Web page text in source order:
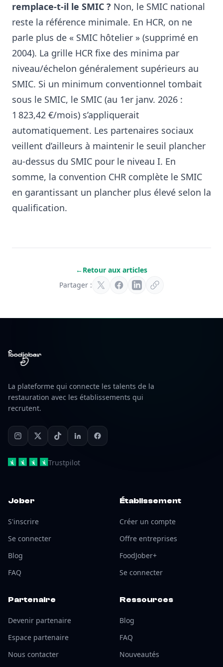
remplace-t-il le SMIC ? Non, le SMIC national
reste la référence minimale. En HCR, on ne
parle plus de « SMIC hôtelier » (supprimé en
2004). La grille HCR fixe des minima par
niveau/échelon généralement supérieurs au
SMIC. Si un minimum conventionnel tombait
sous le SMIC, le SMIC (au 1er janv. 2026 :
1 823,42 €/mois) s’appliquerait
automatiquement. Les partenaires sociaux
veillent d’ailleurs à maintenir le seuil plancher
au-dessus du SMIC pour le niveau I. En
somme, la convention CHR complète le SMIC
en garantissant un plancher plus élevé selon la
qualification.
←Retour aux articles
Partager :
La plateforme qui connecte les talents de la
restauration avec les établissements qui
recrutent.
Trustpilot
Jober
S'inscrire
Se connecter
Blog
FAQ
Établissement
Créer un compte
Offre entreprises
FoodJober+
Se connecter
Partenaire
Devenir partenaire
Espace partenaire
Nous contacter
Ressources
Blog
FAQ
Nouveautés